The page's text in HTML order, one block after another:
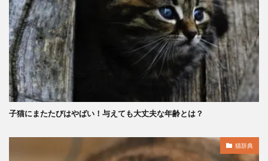
子猫にまたたびはやばい！与えても大丈夫な年齢とは？
猫辞典